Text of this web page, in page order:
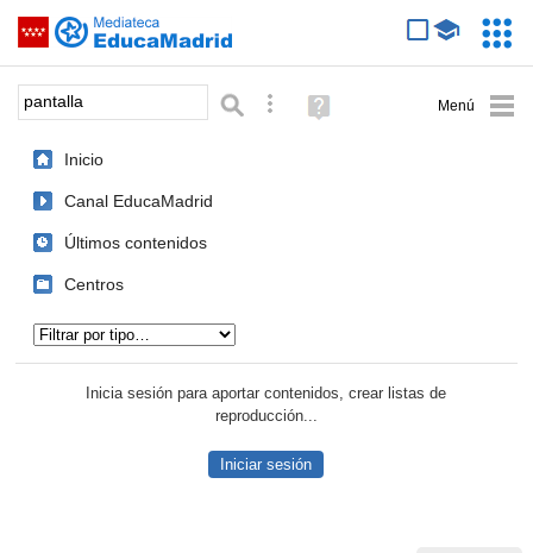
Saltar navegación
Palabra o frase: Búsqueda avanzada
Ayuda
(en
Inicio
Canal EducaMadrid
Últimos contenidos
Centros
Inicia sesión para aportar contenidos, crear listas de
reproducción...
Iniciar sesión